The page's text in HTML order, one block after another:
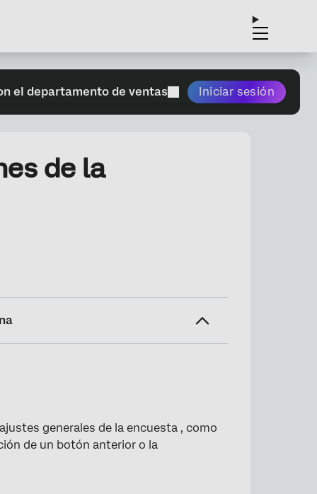
el departamento de ventas Iniciar sesión
de la
generales de la encuesta , como
de un botón anterior o la